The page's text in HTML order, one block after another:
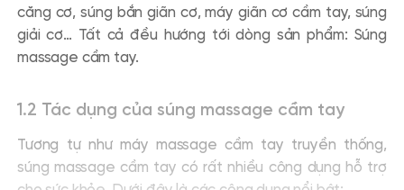
căng cơ, súng bắn giãn cơ, máy giãn cơ cầm tay, súng
giải cơ… Tất cả đều hướng tới dòng sản phẩm: Súng
massage cầm tay.
1.2 Tác dụng của súng massage cầm tay
Tương tự như máy massage cầm tay truyền thống,
súng massage cầm tay có rất nhiều công dụng hỗ trợ